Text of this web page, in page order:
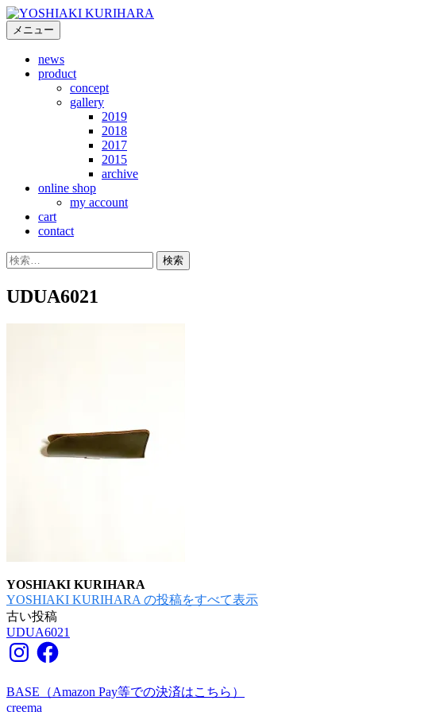
コ
ンメニュー
news
product
concept
gallery
2019
2018
2017
2015
archive
online shop
my account
cart
contact
検
UDUA6021
YOSHIAKI KURIHARA
YOSHIAKI KURIHARA の投稿をすべて表示
投
稿
ビ
古い投稿
UDUA6021
InstagramFacebook
BASE（Amazon Pay等での決済はこちら）
creema